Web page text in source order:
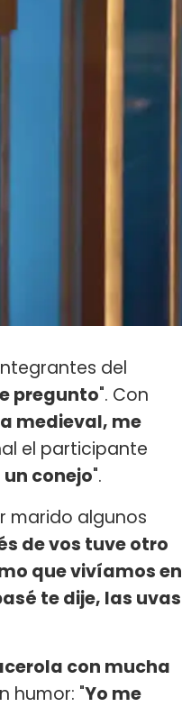
del
pregunto". Con
medieval, me
el participante
conejo".
marido algunos
de vos tuve otro
que vivíamos en
te dije, las uvas
con mucha
humor: "Yo me